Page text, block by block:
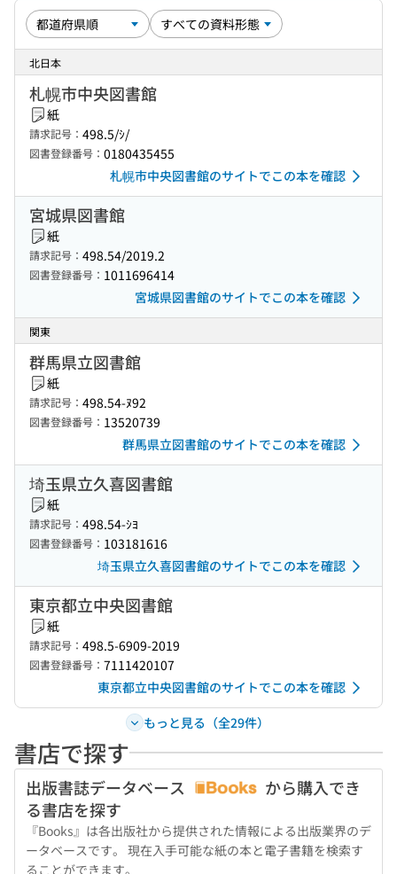
北日本
札幌市中央図書館
紙
請求記号： 498.5/ｼ/
図書登録番号： 0180435455
札幌市中央図書館のサイトでこの本を確認
宮城県図書館
紙
請求記号： 498.54/2019.2
図書登録番号： 1011696414
宮城県図書館のサイトでこの本を確認
関東
群馬県立図書館
紙
請求記号： 498.54-ﾇ92
図書登録番号： 13520739
群馬県立図書館のサイトでこの本を確認
埼玉県立久喜図書館
紙
請求記号： 498.54-ｼﾖ
図書登録番号： 103181616
埼玉県立久喜図書館のサイトでこの本を確認
東京都立中央図書館
紙
請求記号： 498.5-6909-2019
図書登録番号： 7111420107
東京都立中央図書館のサイトでこの本を確認
もっと見る（全29件）
書店で探す
出版書誌データベース
から購入でき
る書店を探す
『Books』は各出版社から提供された情報による出版業界のデ
ータベースです。 現在入手可能な紙の本と電子書籍を検索す
ることができます。